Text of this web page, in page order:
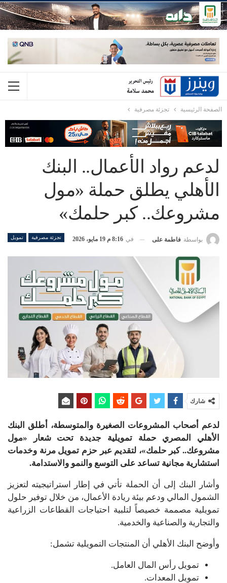
الصفحة الرئيسية تجزئة مصرفية
لدعم رواد الأعمال.. البنك
الأهلي يطلق حملة «مول
مشروعك.. كبر حلمك»
تجزئة مصرفية تمويل بواسطة فاطمة على في 8:16 م 19 مايو، 2026
شارك
لدعم أصحاب المشروعات الصغيرة والمتوسطة، أطلق البنك
الأهلي المصري حملة تمويلية جديدة تحت شعار «مول
مشروعك.. كبر حلمك»، لتقديم عبر حزم تمويل مرنة وخدمات
استشارية مجانية تساعد على التوسع والنمو والاستدامة.
وأشار البنك إلى أن الحملة تأتي في إطار استراتيجيته لتعزيز
الشمول المالي ودعم بيئة ريادة الأعمال، من خلال توفير حلول
تمويلية مصممة خصيصاً لتلبية احتياجات القطاعات الزراعية
والتجارية والصناعية والخدمية.
وأوضح البنك الأهلي أن المنتجات التمويلية تشمل:
تمويل رأس المال العامل.
تمويل المعدات.